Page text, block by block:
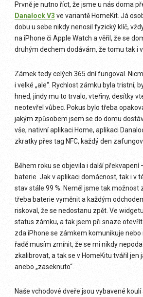
Prvně je nutno říct, že jsme u nás doma
Danalock V3 ve variantě HomeKit. Já
dobu u sebe nikdy nenosil fyzický klíč,
na iPhone či Apple Watch a věřil, že se
druhým dechem dodávám, že tomu tak i
Zámek tedy celých 365 dní fungoval.
i velké „ale“. Rychlost zámku byla tristní,
hned, jindy mu to trvalo, vteřiny, desítky
neotevřel vůbec. Pokus bylo třeba
jakým způsobem jsem se do domu
vše, nativní aplikaci Home, aplikaci
zkratky přes tag NFC, každý den
Během roku se objevila i další překvapení
baterie. Jak v aplikaci domácnost, tak i v
stav stále 99 %. Neměl jsme tak možnost
třeba baterie vyměnit a každým
riskoval, že se nedostanu zpět. Ve
status zámku, a tak jsem při snaze otevřít
zda iPhone se zámkem komunikuje nebo
řadě musím zmínit, že se mi nikdy
zkalibrovat, a tak se v HomeKitu tvářil jen
anebo „zaseknuto“.
Naše vchodové dveře jsou vybavené